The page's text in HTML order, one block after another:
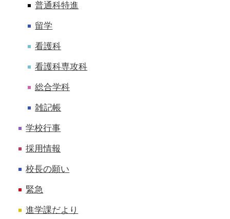
普通科特進
留学
看護科
看護科専攻科
総合学科
雑記帳
学校行事
採用情報
校長の願い
緊急
進学課だより